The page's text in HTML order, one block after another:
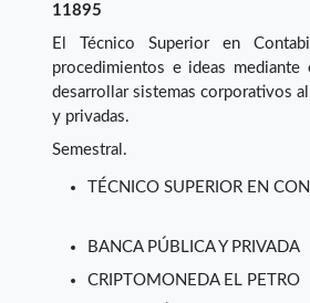
11895
El Técnico Superior en
procedimientos e ideas
desarrollar sistemas corporativos
y privadas.
Semestral.
TÉCNICO SUPERIOR EN
BANCA PÚBLICA Y PRIVADA
CRIPTOMONEDA EL PETRO